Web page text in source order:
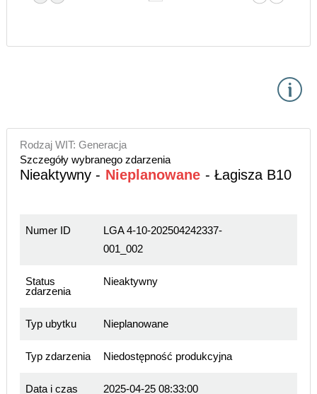
Rodzaj WIT: Generacja
Szczegóły wybranego zdarzenia
Nieaktywny - Nieplanowane - Łagisza B10
Numer ID
LGA 4-10-202504242337-
001_002
Status
zdarzenia
Nieaktywny
Typ ubytku Nieplanowane
Typ zdarzenia Niedostępność produkcyjna
Data i czas
2025-04-25 08:33:00